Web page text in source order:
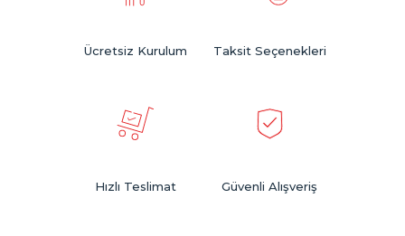
Ücretsiz Kurulum Taksit Seçenekleri
Hızlı Teslimat Güvenli Alışveriş